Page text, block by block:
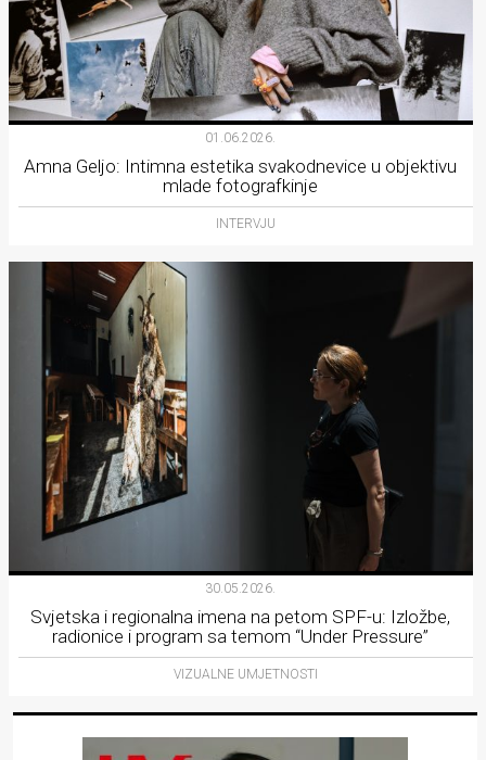
01.06.2026.
Amna Geljo: Intimna estetika svakodnevice u objektivu
mlade fotografkinje
INTERVJU
30.05.2026.
Svjetska i regionalna imena na petom SPF-u: Izložbe,
radionice i program sa temom “Under Pressure”
VIZUALNE UMJETNOSTI